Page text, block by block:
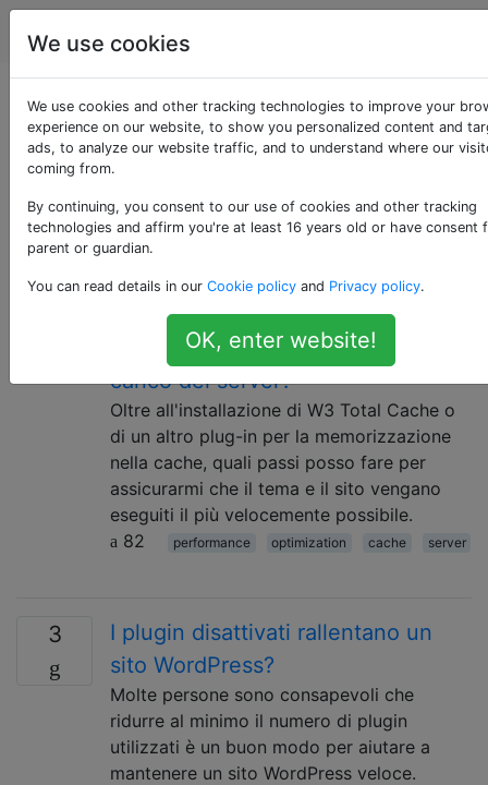
WordPress
Domande taggate
«performance»
Scrivere codice efficiente porta a prestazioni migliori
di un sito, che di solito si misurano nella velocità con
I passaggi per ottimizzare
WordPress per quanto riguarda il
carico del server?
Oltre all'installazione di W3 Total Cache o
di un altro plug-in per la memorizzazione
nella cache, quali passi posso fare per
assicurarmi che il tema e il sito vengano
eseguiti il ​​più velocemente possibile.
82
performance optimization cache server
3
I plugin disattivati ​​rallentano un
sito WordPress?
Molte persone sono consapevoli che
ridurre al minimo il numero di plugin
utilizzati è un buon modo per aiutare a
mantenere un sito WordPress veloce.
We use cookies
We use cookies and other tracking technologies to improve your
experience on our website, to show you personalized content and
ads, to analyze our website traffic, and to understand where our
coming from.
By continuing, you consent to our use of cookies and other tracking
technologies and affirm you're at least 16 years old or have consent
parent or guardian.
You can read details in our Cookie policy and Privacy policy.
OK, enter website!